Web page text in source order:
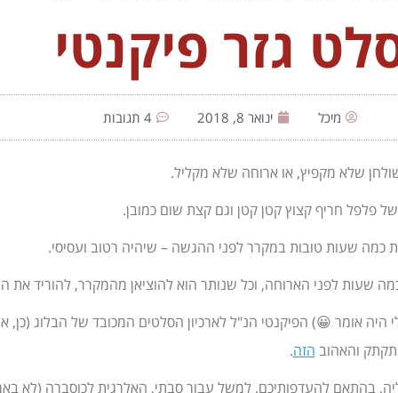
גזר פיקנטי
מיכל ינואר 8, 2018 4 תגובות
פלפל חריף קצוץ קטן קטן וגם קצת שום כמובן.
כמה שעות טובות במקרר לפני ההגשה – שיהיה רטוב ועסיסי.
שעות לפני הארוחה, וכל שנותר הוא להוציאן מהמקרר, להוריד את
אומר 😀) הפיקנטי הנ"ל לארכיון הסלטים המכובד של הבלוג (כן,
והאהוב הזה.
בהתאם להעדפותיכם. למשל עבור סבתי, האלרגית לכוסברה (לא